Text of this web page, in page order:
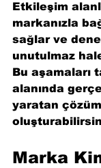
Etkileşim
markanızla
sağlar ve
unutulmaz
Bu aşamaları
alanında
yaratan
Marka